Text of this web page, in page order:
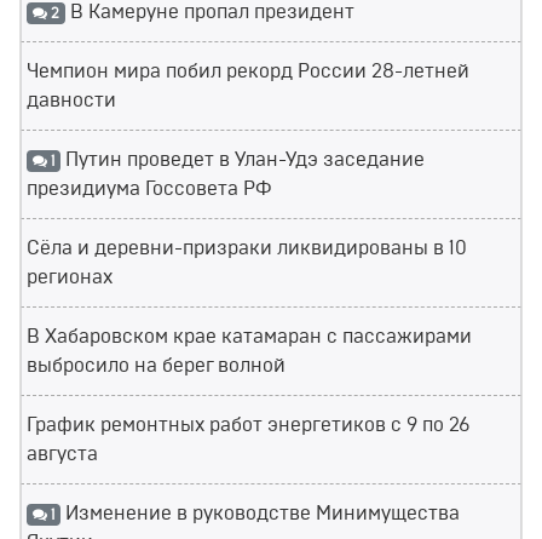
2 В Камеруне пропал президент
Чемпион мира побил рекорд России 28-летней
давности
1 Путин проведет в Улан-Удэ заседание
президиума Госсовета РФ
Сёла и деревни-призраки ликвидированы в 10
регионах
В Хабаровском крае катамаран с пассажирами
выбросило на берег волной
График ремонтных работ энергетиков с 9 по 26
августа
1 Изменение в руководстве Минимущества